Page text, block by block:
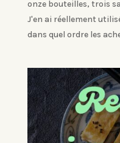
onze bouteilles, trois
J'en ai réellement
dans quel ordre les